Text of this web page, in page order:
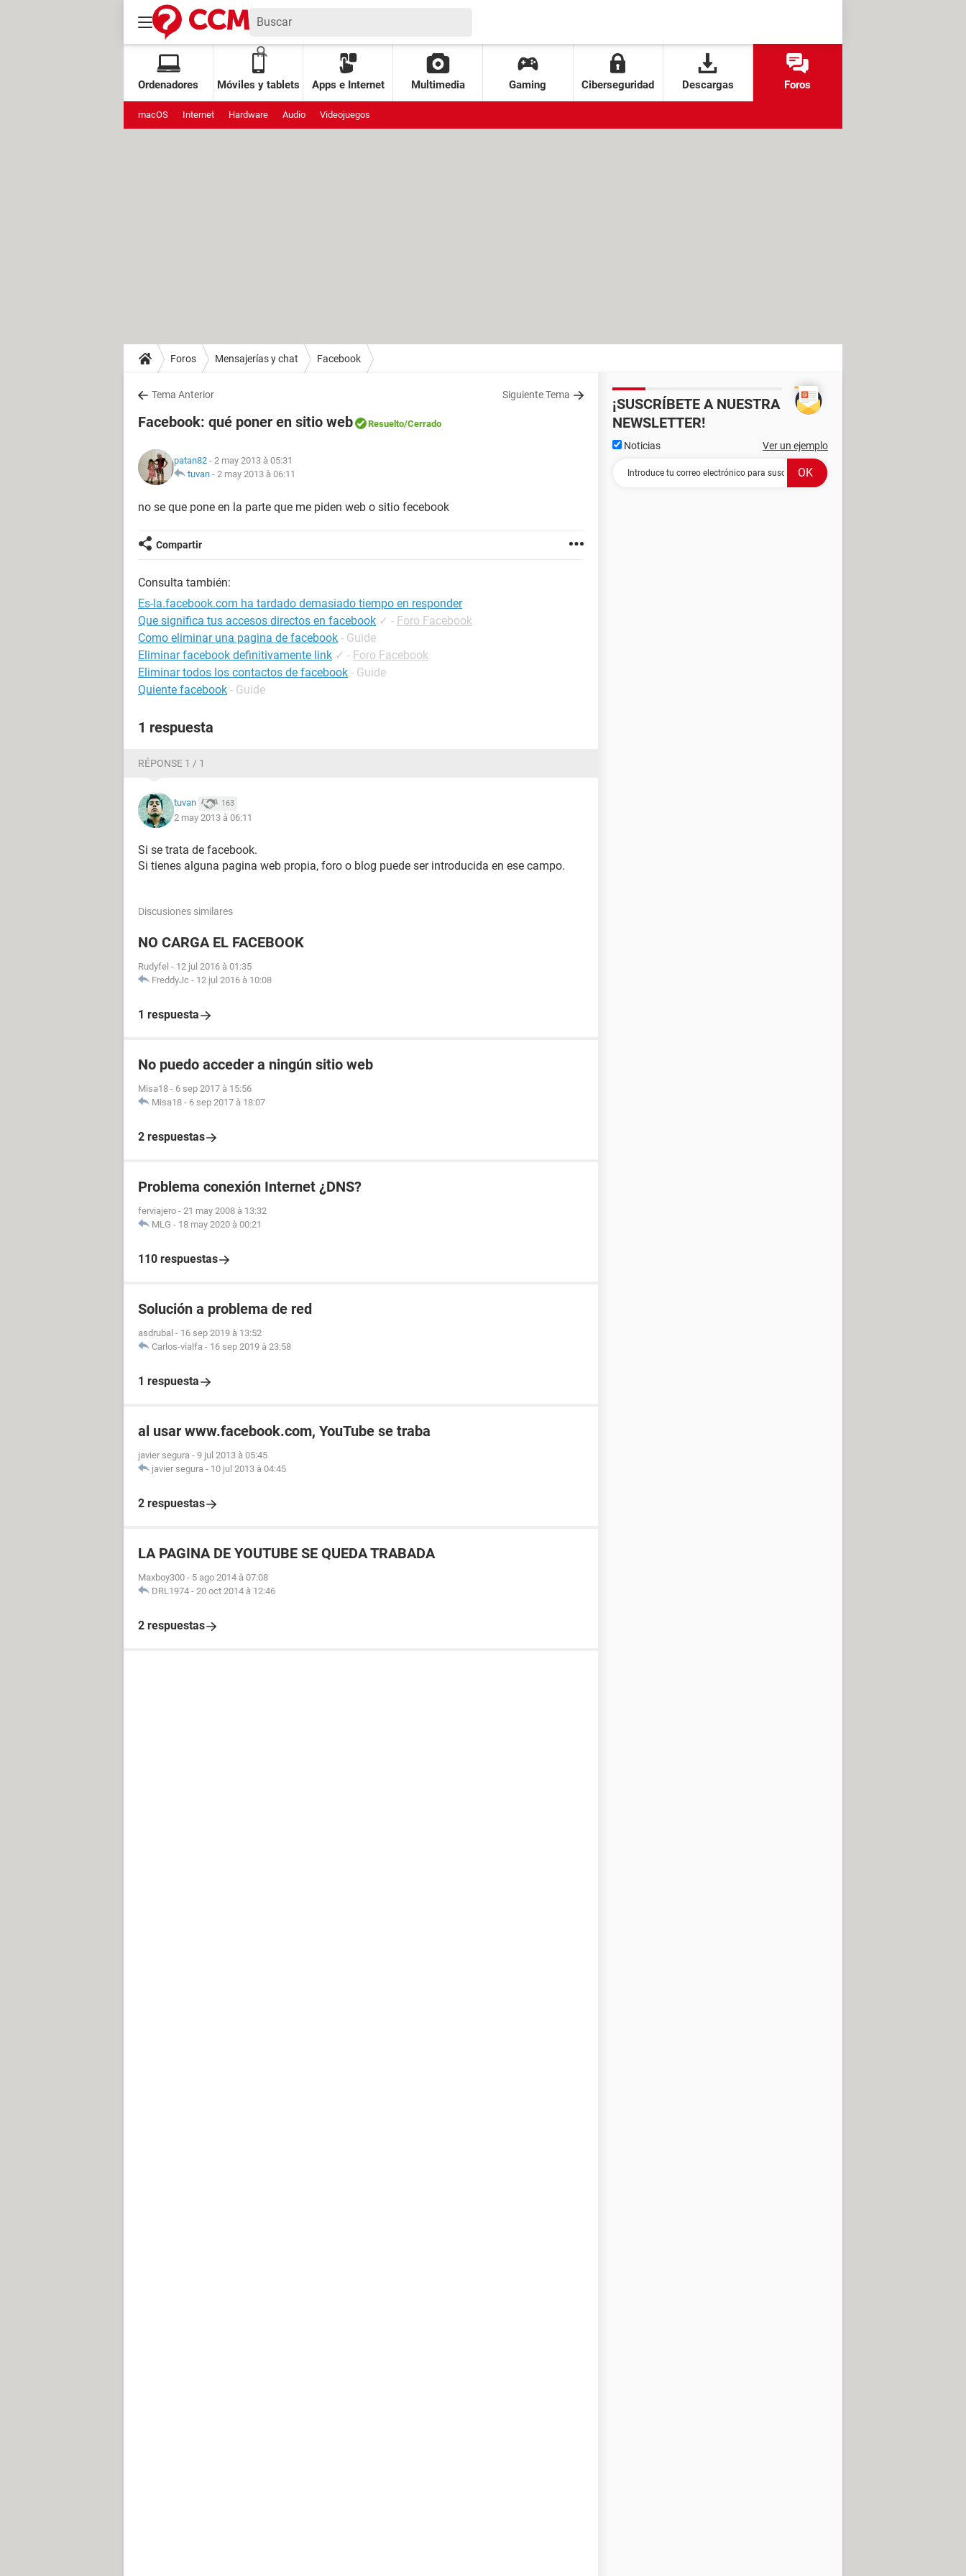
Ordenadores Móviles y tablets Apps e Internet Multimedia Gaming Ciberseguridad Descargas Foros
macOS Internet Hardware Audio Videojuegos
Foros Mensajerías y chat Facebook
Tema Anterior Siguiente Tema
Facebook: qué poner en sitio web Resuelto/Cerrado
patan82 - 2 may 2013 à 05:31
tuvan - 2 may 2013 à 06:11
no se que pone en la parte que me piden web o sitio fecebook
Compartir
Consulta también:
Es-la.facebook.com ha tardado demasiado tiempo en responder
Que significa tus accesos directos en facebook ✓ - Foro Facebook
Como eliminar una pagina de facebook - Guide
Eliminar facebook definitivamente link ✓ - Foro Facebook
Eliminar todos los contactos de facebook - Guide
Quiente facebook - Guide
1 respuesta
RÉPONSE 1 / 1
tuvan 163
2 may 2013 à 06:11
Si se trata de facebook.
Si tienes alguna pagina web propia, foro o blog puede ser introducida en ese campo.
Discusiones similares
NO CARGA EL FACEBOOK
Rudyfel - 12 jul 2016 à 01:35
FreddyJc - 12 jul 2016 à 10:08
1 respuesta
No puedo acceder a ningún sitio web
Misa18 - 6 sep 2017 à 15:56
Misa18 - 6 sep 2017 à 18:07
2 respuestas
Problema conexión Internet ¿DNS?
ferviajero - 21 may 2008 à 13:32
MLG - 18 may 2020 à 00:21
110 respuestas
Solución a problema de red
asdrubal - 16 sep 2019 à 13:52
Carlos-vialfa - 16 sep 2019 à 23:58
1 respuesta
al usar www.facebook.com, YouTube se traba
javier segura - 9 jul 2013 à 05:45
javier segura - 10 jul 2013 à 04:45
2 respuestas
LA PAGINA DE YOUTUBE SE QUEDA TRABADA
Maxboy300 - 5 ago 2014 à 07:08
DRL1974 - 20 oct 2014 à 12:46
2 respuestas
¡SUSCRÍBETE A NUESTRA
NEWSLETTER!
Noticias Ver un ejemplo